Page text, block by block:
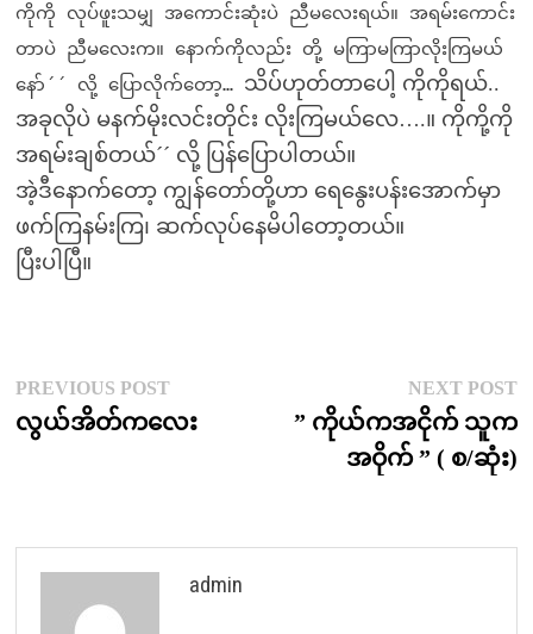
ကိုကို လုပ်ဖူးသမျှ အကောင်းဆုံးပဲ ညီမလေးရယ်။ အရမ်းကောင်း
တာပဲ ညီမလေးက။ နောက်ကိုလည်း တို့ မကြာမကြာလိုးကြမယ်
နော်´´ လို့ ပြောလိုက်တော့… သိပ်ဟုတ်တာပေါ့ ကိုကိုရယ်..
အခုလိုပဲ မနက်မိုးလင်းတိုင်း လိုးကြမယ်လေ….။ ကိုကို့ကို
အရမ်းချစ်တယ်´´ လို့ ပြန်ပြောပါတယ်။
အဲ့ဒီနောက်တော့ ကျွန်တော်တို့ဟာ ရေနွေးပန်းအောက်မှာ
ဖက်ကြနမ်းကြ၊ ဆက်လုပ်နေမိပါတော့တယ်။
ပြီးပါပြီ။
Post
navigation
PREVIOUS POSTPrevious
post:
လွယ်အိတ်ကလေး
NEXT POST
” ကိုယ်ကအငိုက် သူက
အဝိုက် ” ( စ/ဆုံး)
admin